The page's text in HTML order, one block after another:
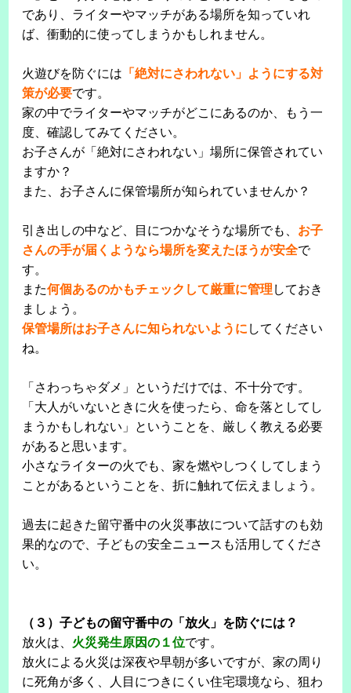
であり、ライターやマッチがある場所を知っていれ
ば、衝動的に使ってしまうかもしれません。
火遊びを防ぐには 「絶対にさわれない」ようにする対
策が必要です。
家の中でライターやマッチがどこにあるのか、もう一
度、確認してみてください。
お子さんが「絶対にさわれない」場所に保管されてい
ますか？
また、お子さんに保管場所が知られていませんか？
引き出しの中など、目につかなそうな場所でも、 お子
さんの手が届くようなら場所を変えたほうが安全で
す。
また何個あるのかもチェックして厳重に管理 しておき
ましょう。
保管場所はお子さんに知られないように してください
ね。
「さわっちゃダメ」というだけでは、不十分です。
「大人がいないときに火を使ったら、命を落としてし
まうかもしれない」ということを、厳しく教える必要
があると思います。
小さなライターの火でも、家を燃やしつくしてしまう
ことがあるということを、折に触れて伝えましょう。
過去に起きた留守番中の火災事故について話すのも効
果的なので、子どもの安全ニュースも活用してくださ
い。
（３）子どもの留守番中の「放火」を防ぐには？
放火は、 火災発生原因の１位です。
放火による火災は深夜や早朝が多いですが、家の周り
に死角が多く、人目につきにくい住宅環境なら、狙わ